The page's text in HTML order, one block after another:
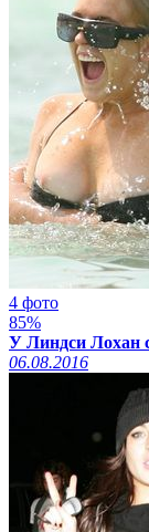
4 фото
85%
У Линдси Лохан
06.08.2016